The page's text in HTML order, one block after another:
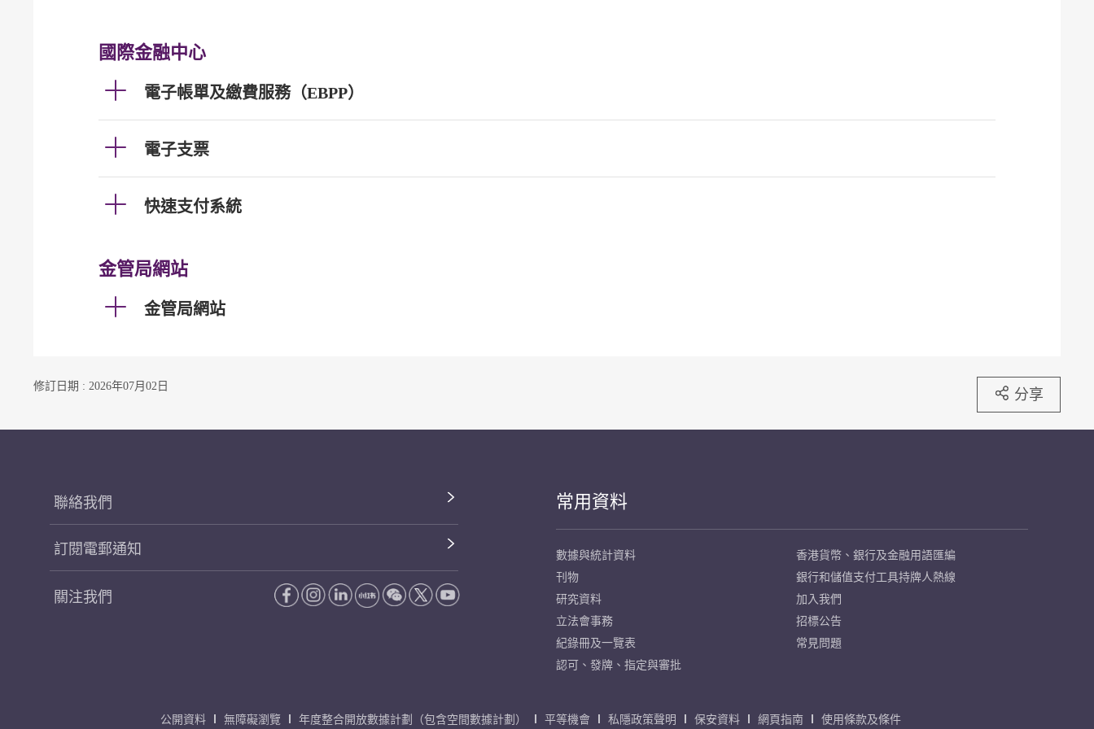
國際金融中心
電子帳單及繳費服務（EBPP）
電子支票
快速支付系統
金管局網站
金管局網站
修訂日期 : 2026年07月02日 分享
聯絡我們
訂閱電郵通知
關注我們
常用資料
數據與統計資料
刊物
研究資料
立法會事務
紀錄冊及一覽表
認可、發牌、指定與審批
香港貨幣、銀行及金融用語匯編
銀行和儲值支付工具持牌人熱線
加入我們
招標公告
常見問題
公開資料 無障礙瀏覽 年度整合開放數據計劃（包含空間數據計劃） 平等機會 私隱政策聲明 保安資料 網頁指南 使用條款及條件